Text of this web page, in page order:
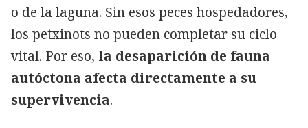
o de la laguna. Sin esos peces hospedadores,
los petxinots no pueden completar su ciclo
vital. Por eso, la desaparición de fauna
autóctona afecta directamente a su
supervivencia.